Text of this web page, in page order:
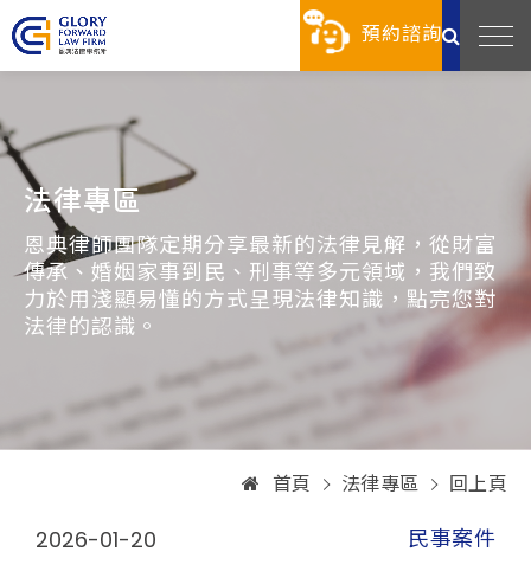
預約諮詢
法律專區
恩典律師團隊定期分享最新的法律見解，從財富
傳承、婚姻家事到民、刑事等多元領域，我們致
力於用淺顯易懂的方式呈現法律知識，點亮您對
法律的認識。
首頁 法律專區 回上頁
2026-01-20 民事案件